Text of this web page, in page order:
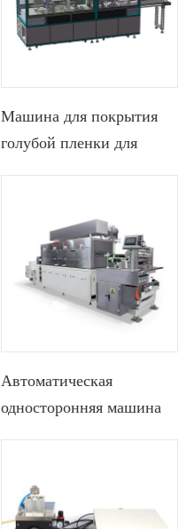
Машина для покрытия
голубой пленки для
Автоматическая
односторонняя машина
для литий-ионного
аккумулятора